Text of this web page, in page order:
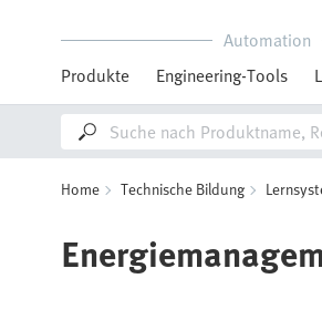
Automation
Produkte
Engineering-Tools
Home Technische Bildung